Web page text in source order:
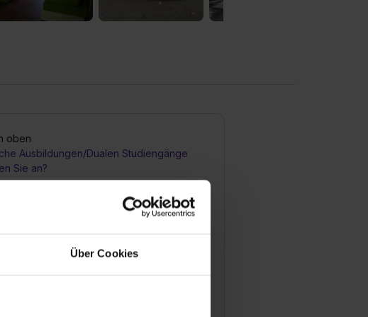
Über Cookies
oben
Ausbildungen/Dualen Studiengänge
Sie an?
sieht der Bewerbungsprozess für eine
bei Ihnen aus?